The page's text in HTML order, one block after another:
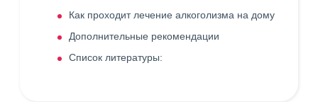
Как проходит лечение алкоголизма на дому
Дополнительные рекомендации
Список литературы: